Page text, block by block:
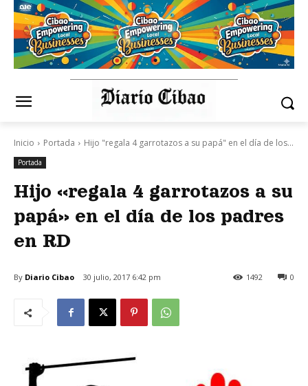
Inicio Portada Hijo "regala 4 garrotazos a su papá" en el día de los...
Portada
Hijo «regala 4 garrotazos a su
papá» en el día de los padres
en RD
By Diario Cibao 30 julio, 2017 6:42 pm 0
1492